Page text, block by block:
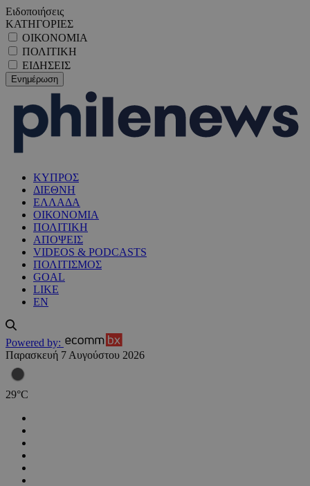
Ειδοποιήσεις
ΚΑΤΗΓΟΡΙΕΣ
ΟΙΚΟΝΟΜΙΑ
ΠΟΛΙΤΙΚΗ
ΕΙΔΗΣΕΙΣ
ΚΥΠΡΟΣ
ΔΙΕΘΝΗ
ΕΛΛΑΔΑ
ΟΙΚΟΝΟΜΙΑ
ΠΟΛΙΤΙΚΗ
ΑΠΟΨΕΙΣ
VIDEOS & PODCASTS
ΠΟΛΙΤΙΣΜΟΣ
GOAL
LIKE
EN
Powered by:
Παρασκευή 7 Αυγούστου 2026
29°C